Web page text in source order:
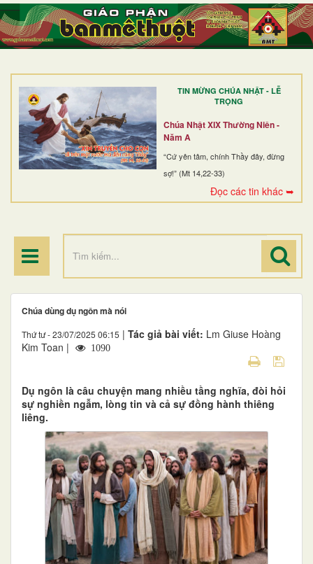
TIN MỪNG CHÚA NHẬT - LỄ
TRỌNG
Chúa Nhật XIX Thường Niên -
Năm A
“Cứ yên tâm, chính Thầy đây, đừng
sợ!” (Mt 14,22-33)
Đọc các tin khác ➥
TRANG NHẤT
GIỚI THIỆU
DÒNG TU
BAN MỤC VỤ
ĐOÀN THỂ CG
ĐIỂM HÀNH HƯƠNG
Chúa dùng dụ ngôn mà nói
Thứ tư - 23/07/2025 06:15 | Tác giả bài viết: Lm Giuse Hoàng
Kim Toan |
1090
Dụ ngôn là câu chuyện mang nhiều tầng nghĩa, đòi hỏi
sự nghiền ngẫm, lòng tin và cả sự đồng hành thiêng
liêng.